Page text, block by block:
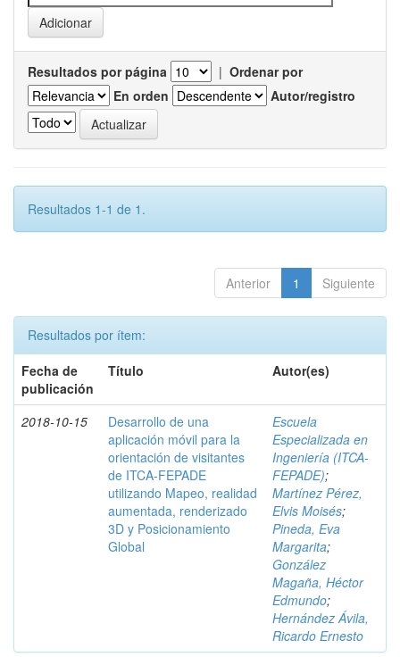
Resultados por página | Ordenar por
En orden
Autor/registro
Resultados 1-1 de 1.
Anterior 1 Siguiente
Resultados por ítem:
Fecha de
publicación
Título Autor(es)
2018-10-15
Desarrollo de una
aplicación móvil para la
orientación de visitantes
de ITCA-FEPADE
utilizando Mapeo, realidad
aumentada, renderizado
3D y Posicionamiento
Global
Escuela
Especializada en
Ingeniería (ITCA-
FEPADE);
Martínez Pérez,
Elvis Moisés;
Pineda, Eva
Margarita;
González
Magaña, Héctor
Edmundo;
Hernández Ávila,
Ricardo Ernesto